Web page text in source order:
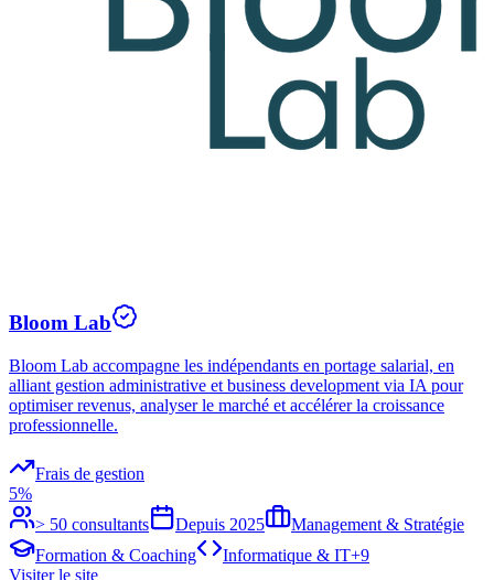
Bloom Lab
Bloom Lab accompagne les indépendants en portage salarial, en
alliant gestion administrative et business development via IA pour
optimiser revenus, analyser le marché et accélérer la croissance
professionnelle.
Frais de gestion
5%
> 50 consultants
Depuis 2025
Management & Stratégie
Formation & Coaching
Informatique & IT+9
Visiter le site